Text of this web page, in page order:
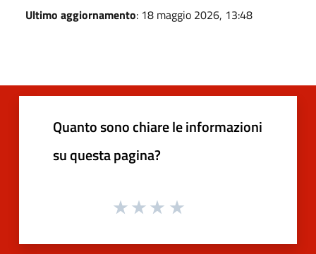
Ultimo aggiornamento: 18 maggio 2026, 13:48
Quanto sono chiare le informazioni
su questa pagina?